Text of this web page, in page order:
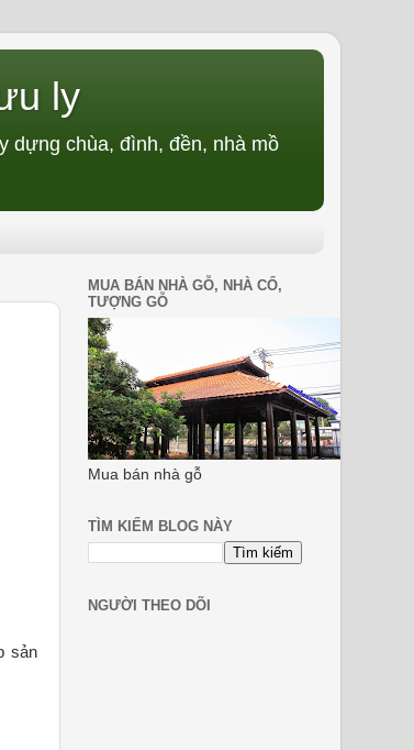
ly
dựng chùa, đình, đền, nhà mồ
sản
MUA BÁN NHÀ GỖ, NHÀ CỔ,
TƯỢNG GỖ
Mua bán nhà gỗ
TÌM KIẾM BLOG NÀY
NGƯỜI THEO DÕI